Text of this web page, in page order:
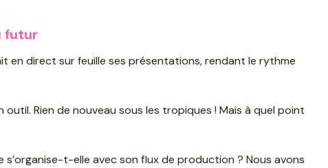
futur
en direct sur feuille ses présentations, rendant le rythme
outil. Rien de nouveau sous les tropiques ! Mais à quel point
t-elle avec son flux de production ? Nous avons